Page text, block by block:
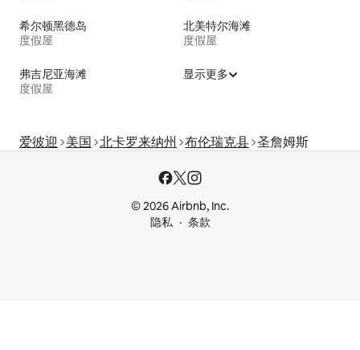
希尔顿黑德岛
度假屋
北美特尔海滩
度假屋
弗吉尼亚海滩
度假屋
显示更多
爱彼迎 美国 北卡罗来纳州 布伦瑞克县 圣詹姆斯
© 2026 Airbnb, Inc.
隐私
条款